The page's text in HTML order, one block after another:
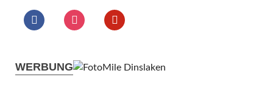
WERBUNG